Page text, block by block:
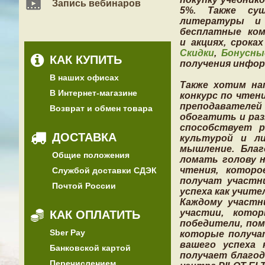
Запись вебинаров
КАК КУПИТЬ
В наших офисах
В Интернет-магазине
Возврат и обмен товара
ДОСТАВКА
Общие положения
Службой доставки СДЭК
Почтой России
КАК ОПЛАТИТЬ
Sber Pay
Банковской картой
5%. Также
литературы и
бесплатные
и акциях,
Скидки,
получения
Также хотим
конкурс по
обогатить и
способствует
культурой и
мышление.
ломать голову
чтения,
получат
успеха как
Каждому
участии,
победители,
которые
вашего успеха
получает